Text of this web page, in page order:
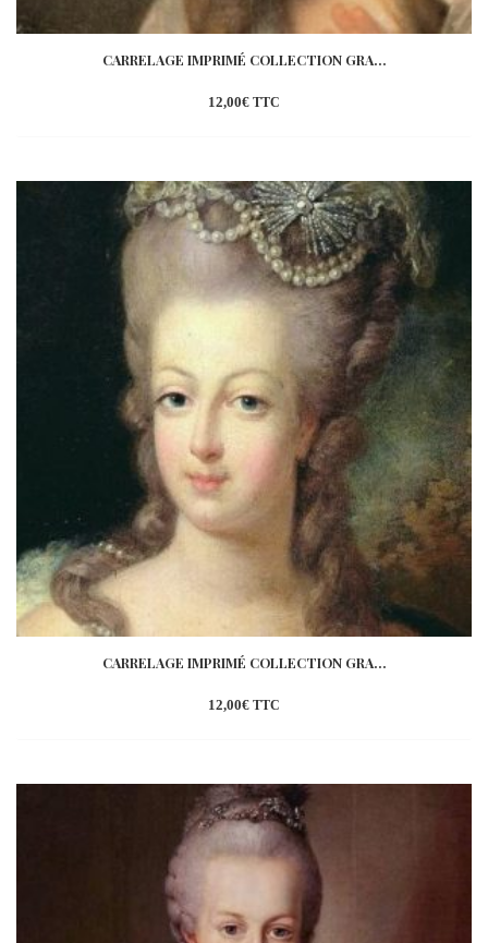
CARRELAGE IMPRIMÉ COLLECTION GRA...
12,00€ TTC
wishlist
CARRELAGE IMPRIMÉ COLLECTION GRA...
12,00€ TTC